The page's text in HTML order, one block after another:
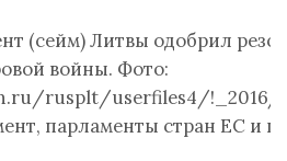
(сейм) Литвы одобрил
войны. Фото:
rusplt/userfiles4/!_2016/
парламенты стран ЕС и